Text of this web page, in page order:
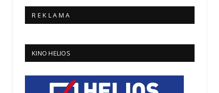
R E K L A M A
KINO HELIOS